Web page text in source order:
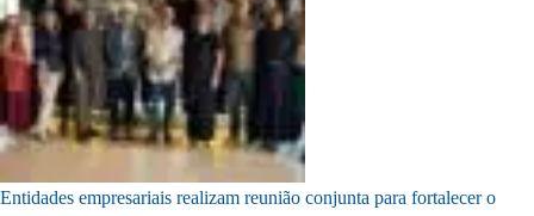
Entidades empresariais realizam reunião conjunta para fortalecer o